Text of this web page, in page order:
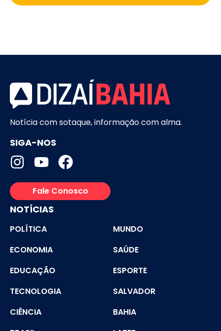
Notícia com sotaque, informação com alma.
SIGA-NOS
Fale Conosco
NOTÍCIAS
POLÍTICA
MUNDO
ECONOMIA
SAÚDE
EDUCAÇÃO
ESPORTE
TECNOLOGIA
SALVADOR
CIÊNCIA
BAHIA